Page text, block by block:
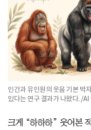
인간과 유인원의 웃음 기본 박
있다는 연구 결과가 나왔다. /AI
크게 “하하하” 웃어본